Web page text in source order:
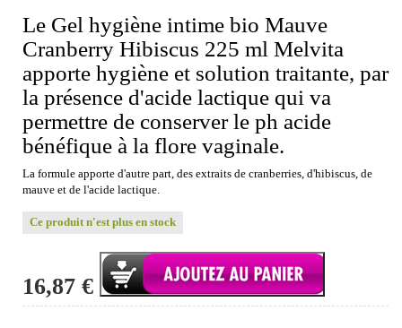
Le Gel hygiène intime bio Mauve
Cranberry Hibiscus 225 ml Melvita
apporte hygiène et solution traitante, par
la présence d'acide lactique qui va
permettre de conserver le ph acide
bénéfique à la flore vaginale.
La formule apporte d'autre part, des extraits de cranberries, d'hibiscus, de
mauve et de l'acide lactique.
Ce produit n'est plus en stock
16,87 €